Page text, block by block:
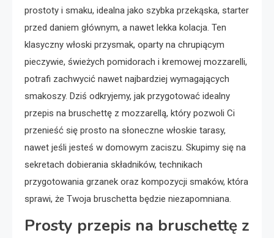
prostoty i smaku, idealna jako szybka przekąska, starter
przed daniem głównym, a nawet lekka kolacja. Ten
klasyczny włoski przysmak, oparty na chrupiącym
pieczywie, świeżych pomidorach i kremowej mozzarelli,
potrafi zachwycić nawet najbardziej wymagających
smakoszy. Dziś odkryjemy, jak przygotować idealny
przepis na bruschettę z mozzarellą, który pozwoli Ci
przenieść się prosto na słoneczne włoskie tarasy,
nawet jeśli jesteś w domowym zaciszu. Skupimy się na
sekretach dobierania składników, technikach
przygotowania grzanek oraz kompozycji smaków, która
sprawi, że Twoja bruschetta będzie niezapomniana.
Prosty przepis na bruschettę z